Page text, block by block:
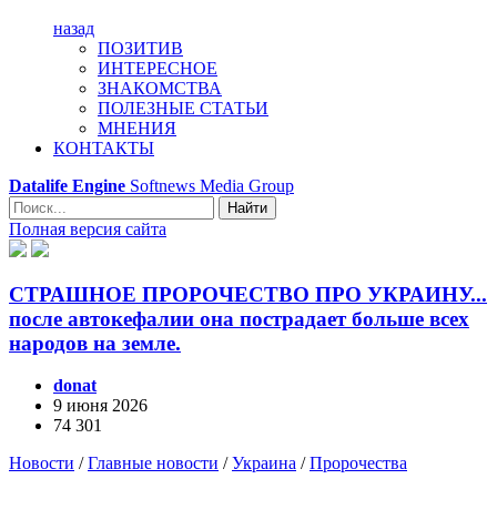
назад
ПОЗИТИВ
ИНТЕРЕСНОЕ
ЗНАКОМСТВА
ПОЛЕЗНЫЕ СТАТЬИ
МНЕНИЯ
КОНТАКТЫ
Datalife Engine Softnews Media Group
Найти
Полная версия сайта
СТРАШНОЕ ПРОРОЧЕСТВО ПРО УКРАИНУ...
после автокефалии она пострадает больше всех
народов на земле.
donat
9 июня 2026
74 301
Новости /Главные новости /Украина /Пророчества